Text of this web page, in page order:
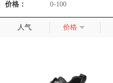
价格： 0-100
人气 价格